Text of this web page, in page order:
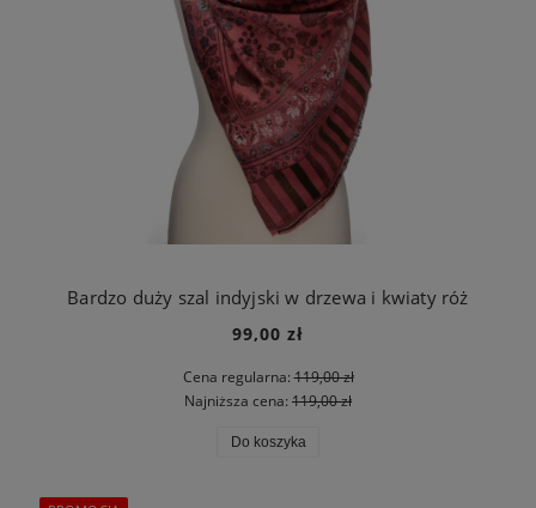
Bardzo duży szal indyjski w drzewa i kwiaty róż
99,00 zł
Cena regularna:119,00 zł
Najniższa cena: 119,00 zł
Do koszyka